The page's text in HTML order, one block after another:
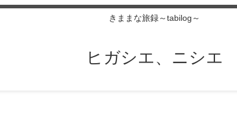
きままな旅録～tabilog～
ヒガシエ、ニシエ